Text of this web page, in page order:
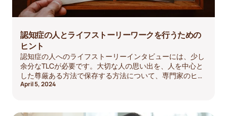
認知症の人とライフストーリーワークを行うための
ヒント
認知症の人へのライフストーリーインタビューには、少し
余分なTLCが必要です。大切な人の思い出を、人を中心と
した尊厳ある方法で保存する方法について、専門家のヒン
トをお読みください。
April 5, 2024